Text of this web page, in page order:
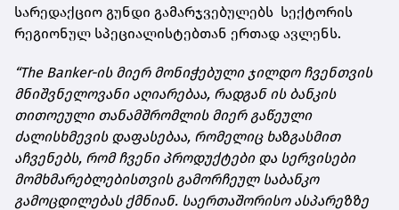
სარედაქციო გუნდი გამარჯვებულებს სექტორის
რეგიონულ სპეციალისტებთან ერთად ავლენს.
“The Banker-ის მიერ მონიჭებული ჯილდო ჩვენთვის
მნიშვნელოვანი აღიარებაა, რადგან ის ბანკის
თითოეული თანამშრომლის მიერ გაწეული
ძალისხმევის დაფასებაა, რომელიც ხაზგასმით
აჩვენებს, რომ ჩვენი პროდუქტები და სერვისები
მომხმარებლებისთვის გამორჩეულ საბანკო
გამოცდილებას ქმნიან. საერთაშორისო ასპარეზზე